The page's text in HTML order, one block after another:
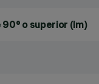
90° o superior (lm)